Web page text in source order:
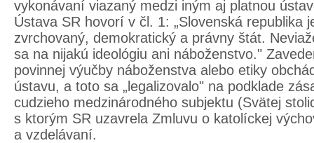
vykonávaní viazaný medzi iným aj platnou
Ústava SR hovorí v čl. 1: „Slovenská republika
zvrchovaný, demokratický a právny štát.
sa na nijakú ideológiu ani náboženstvo."
povinnej výučby náboženstva alebo etiky
ústavu, a toto sa „legalizovalo" na podklade
cudzieho medzinárodného subjektu (Svätej
s ktorým SR uzavrela Zmluvu o katolíckej
a vzdelávaní.